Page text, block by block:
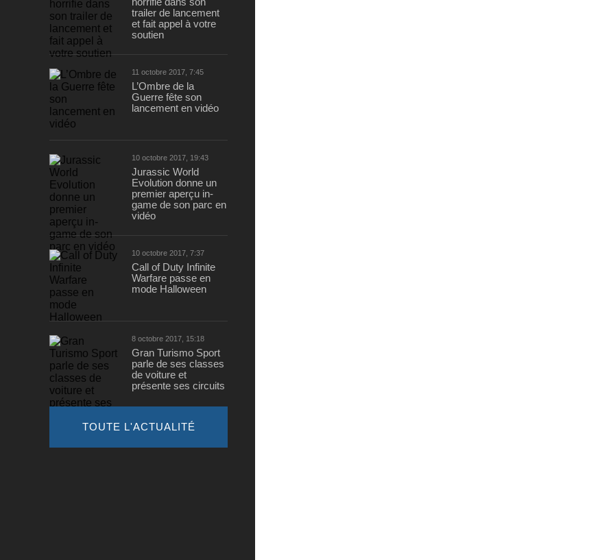
trailer de lancement
et fait appel à votre
soutien
11 octobre 2017, 7:45
L’Ombre de la
Guerre fête son
lancement en vidéo
10 octobre 2017, 19:43
Jurassic World
Evolution donne un
premier aperçu in-
game de son parc en
vidéo
10 octobre 2017, 7:37
Call of Duty Infinite
Warfare passe en
mode Halloween
8 octobre 2017, 15:18
Gran Turismo Sport
parle de ses classes
de voiture et
présente ses circuits
TOUTE L'ACTUALITÉ